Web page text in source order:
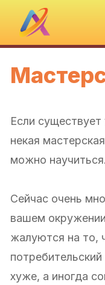
Если
некая
можно научиться.
Сейчас очень
вашем
жалуются на то,
потребительский
хуже, а иногда